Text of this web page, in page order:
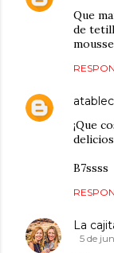
Que
de
¡Que
B7ssss
La
5 de